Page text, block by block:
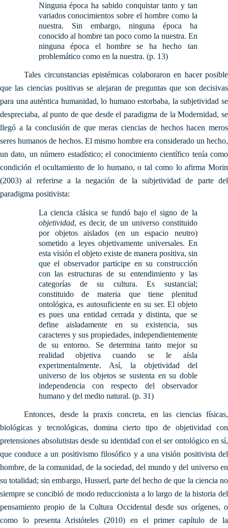
Ninguna época ha sabido conquistar tanto y tan
variados conocimientos sobre el hombre como la
nuestra. Sin embargo, ninguna época ha
conocido al hombre tan poco como la nuestra. En
ninguna época el hombre se ha hecho tan
problemático como en la nuestra. (p. 13)
Tales circunstancias epistémicas colaboraron en hacer posible
que las ciencias positivas se alejaran de preguntas que son decisivas
para una auténtica humanidad, lo humano estorbaba, la subjetividad se
despreciaba, al punto de que desde el paradigma de la Modernidad, se
llegó a la conclusión de que meras ciencias de hechos hacen meros
seres humanos de hechos. El mismo hombre era considerado un hecho,
un dato, un número estadístico; el conocimiento científico tenía como
condición el ocultamiento de lo humano, o tal como lo afirma Morin
(2003) al referirse a la negación de la subjetividad de parte del
paradigma positivista:
La ciencia clásica se fundó bajo el signo de la
objetividad, es decir, de un universo constituido
por objetos aislados (en un espacio neutro)
sometido a leyes objetivamente universales. En
esta visión el objeto existe de manera positiva, sin
que el observador participe en su construcción
con las estructuras de su entendimiento y las
categorías de su cultura. Es sustancial;
constituido de materia que tiene plenitud
ontológica, es autosuficiente en su ser. El objeto
es pues una entidad cerrada y distinta, que se
define aisladamente en su existencia, sus
caracteres y sus propiedades, independientemente
de su entorno. Se determina tanto mejor su
realidad objetiva cuando se le aísla
experimentalmente. Así, la objetividad del
universo de los objetos se sustenta en su doble
independencia con respecto del observador
humano y del medio natural. (p. 31)
Entonces, desde la praxis concreta, en las ciencias físicas,
biológicas y tecnológicas, domina cierto tipo de objetividad con
pretensiones absolutistas desde su identidad con el ser ontológico en sí,
que conduce a un positivismo filosófico y a una visión positivista del
hombre, de la comunidad, de la sociedad, del mundo y del universo en
su totalidad; sin embargo, Husserl, parte del hecho de que la ciencia no
siempre se concibió de modo reduccionista a lo largo de la historia del
pensamiento propio de la Cultura Occidental desde sus orígenes, o
como lo presenta Aristóteles (2010) en el primer capítulo de la